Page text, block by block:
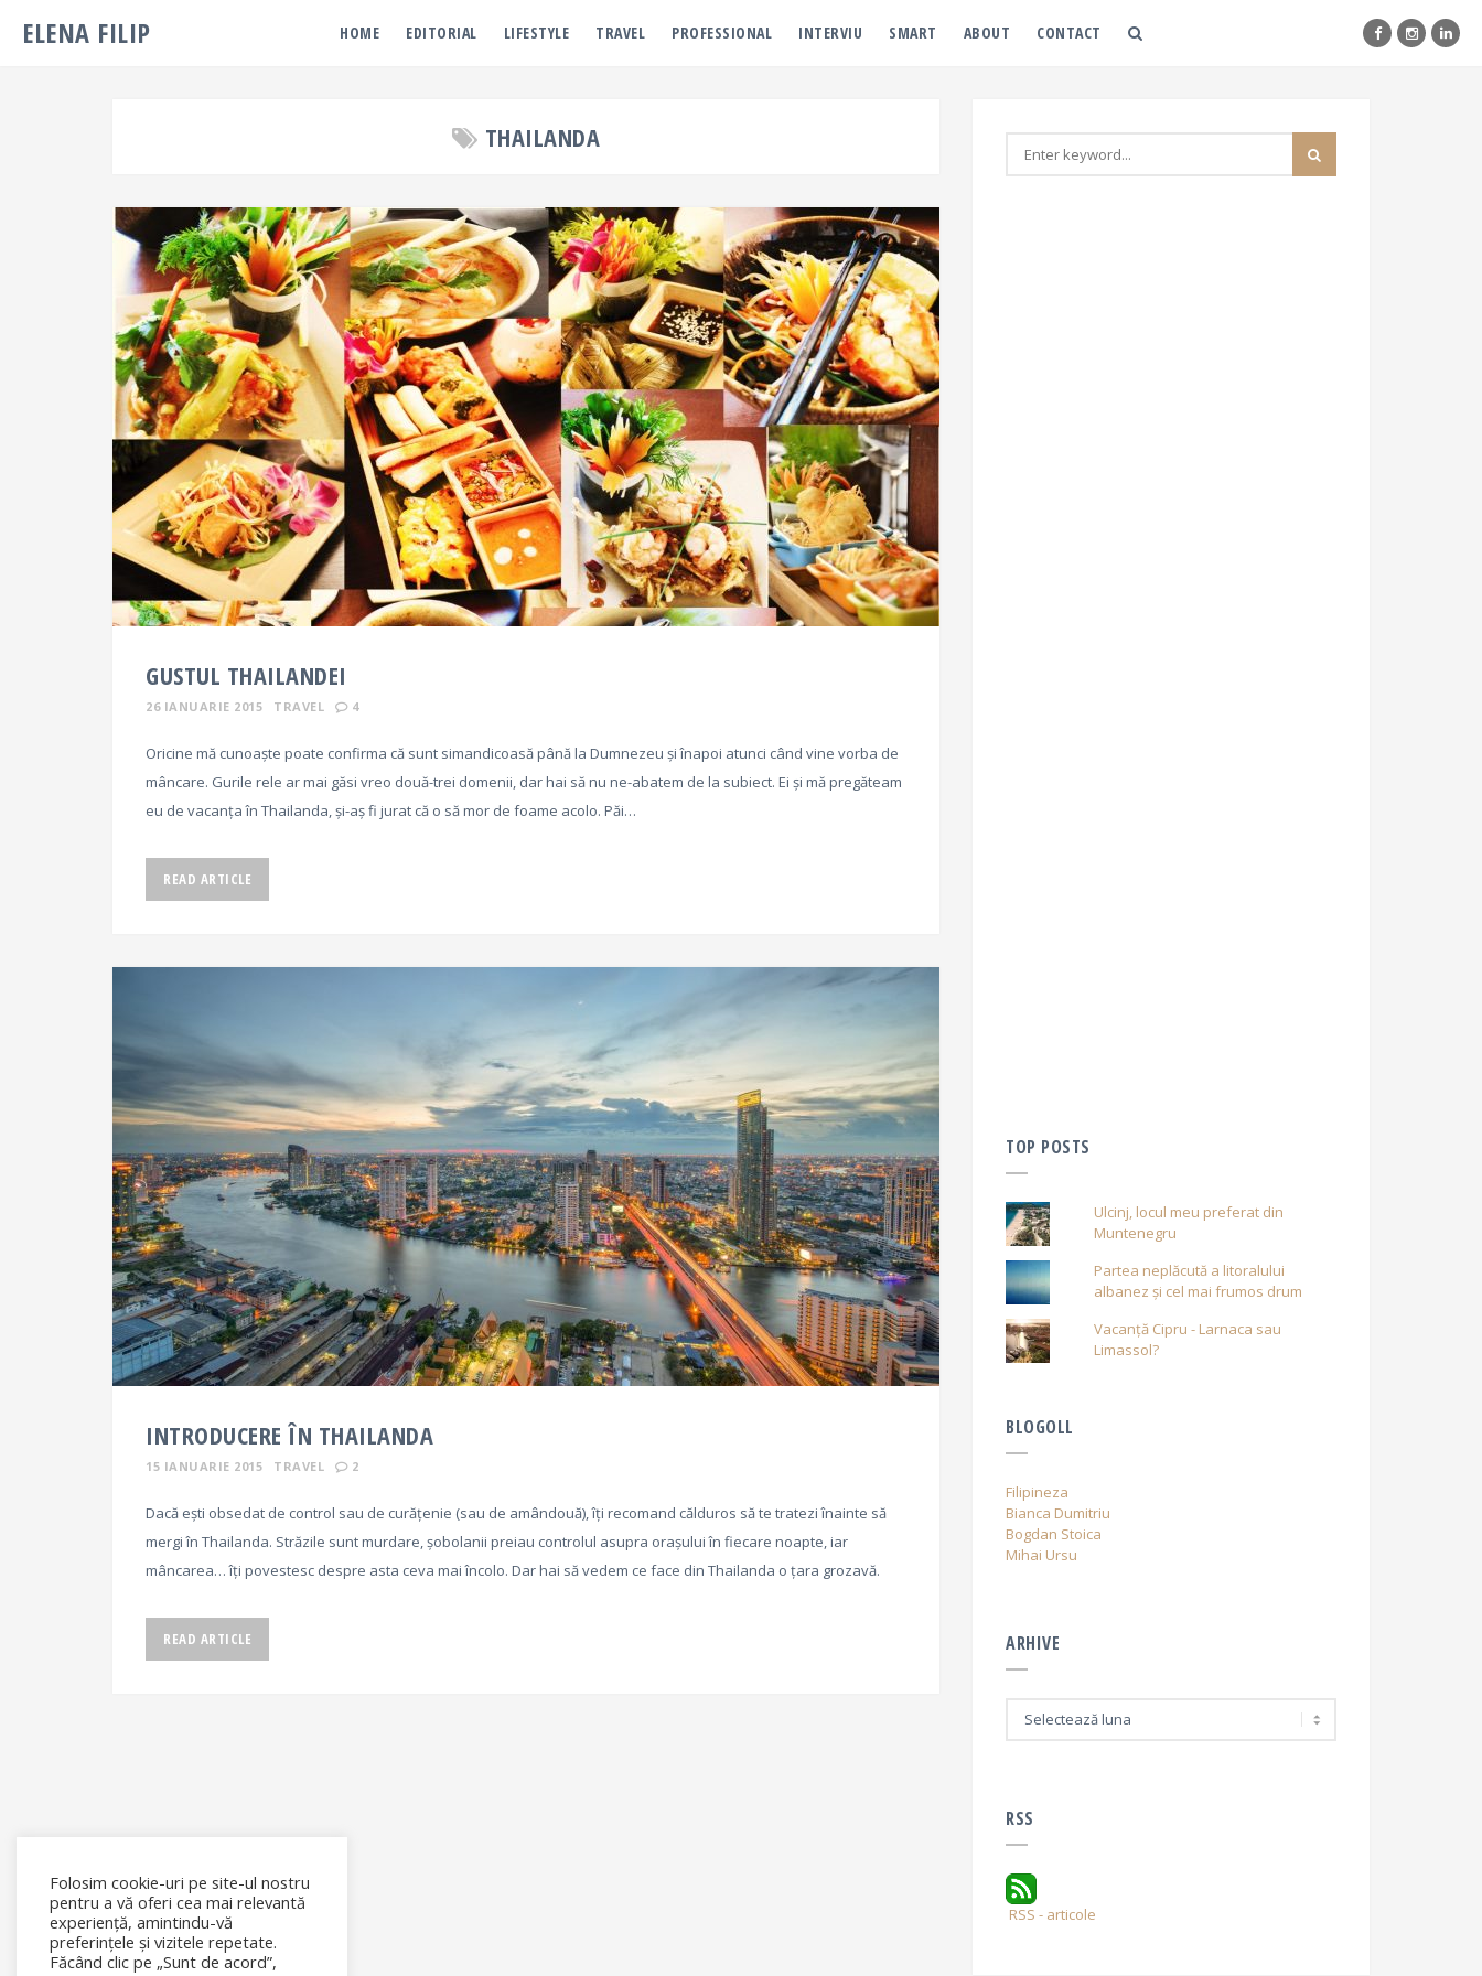
ELENA FILIP HOME EDITORIAL LIFESTYLE TRAVEL PROFESSIONAL INTERVIU SMART ABOUT CONTACT
THAILANDA
GUSTUL THAILANDEI
26 IANUARIE 2015 TRAVEL 4
Oricine mă cunoaște poate confirma că sunt simandicoasă până la Dumnezeu și înapoi atunci când vine vorba de
mâncare. Gurile rele ar mai găsi vreo două-trei domenii, dar hai să nu ne-abatem de la subiect. Ei și mă pregăteam
eu de vacanța în Thailanda, și-aș fi jurat că o să mor de foame acolo. Păi…
READ ARTICLE
INTRODUCERE ÎN THAILANDA
15 IANUARIE 2015 TRAVEL 2
Dacă ești obsedat de control sau de curățenie (sau de amândouă), îți recomand călduros să te tratezi înainte să
mergi în Thailanda. Străzile sunt murdare, șobolanii preiau controlul asupra orașului în fiecare noapte, iar
mâncarea… îți povestesc despre asta ceva mai încolo. Dar hai să vedem ce face din Thailanda o țara grozavă.
READ ARTICLE
TOP POSTS
Ulcinj, locul meu preferat din
Muntenegru
Partea neplăcută a litoralului
albanez și cel mai frumos drum
Vacanță Cipru - Larnaca sau
Limassol?
BLOGOLL
Filipineza
Bianca Dumitriu
Bogdan Stoica
Mihai Ursu
ARHIVE
RSS
RSS - articole
Folosim cookie-uri pe site-ul nostru
pentru a vă oferi cea mai relevantă
experiență, amintindu-vă
preferințele și vizitele repetate.
Făcând clic pe „Sunt de acord”,